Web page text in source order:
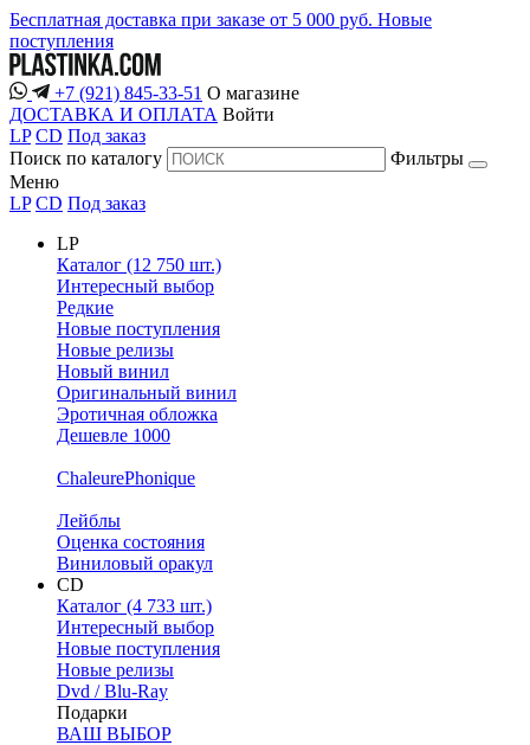
Бесплатная доставка при заказе от 5 000 руб. Новые
поступления
+7 (921) 845-33-51 О магазине
ДОСТАВКА И ОПЛАТА Войти
LP CD Под заказ
Поиск по каталогу
Фильтры
Меню
LP CD Под заказ
LP
Каталог (12 750 шт.)
Интересный выбор
Редкие
Новые поступления
Новые релизы
Новый винил
Оригинальный винил
Эротичная обложка
Дешевле 1000
ChaleurePhonique
Лейблы
Оценка состояния
Виниловый оракул
CD
Каталог (4 733 шт.)
Интересный выбор
Новые поступления
Новые релизы
Dvd / Blu-Ray
Подарки
ВАШ ВЫБОР